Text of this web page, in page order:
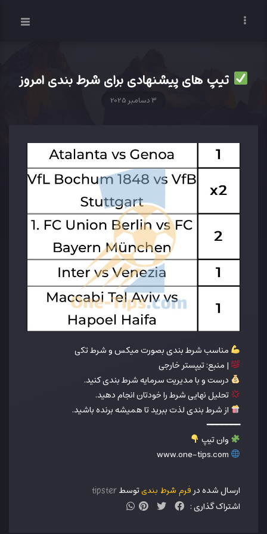
تیپ های پیشنهادی برای شرط بندی امروز
3 دسامبر 2025
مناسب شرط بندی بصورت میکس و شرط تکی
| منبع: تیپستر خارجی
درست و با مدیریت سرمایه شرط بندی کنید.
تحلیل نهایی شرط را خودتان انجام دهید.
از شرط بندی لذت ببرید تا همیشه برنده باشید.
━━━━━━━
وان تیپ
ارسال شده درفرم شرط بندیتوسطtipster
اشتراک گذاری :